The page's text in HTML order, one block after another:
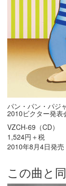
パン・パン・パジ
2010ビクター発
VZCH-69（CD）
1,524円＋税
2010年8月4日発売
この曲と